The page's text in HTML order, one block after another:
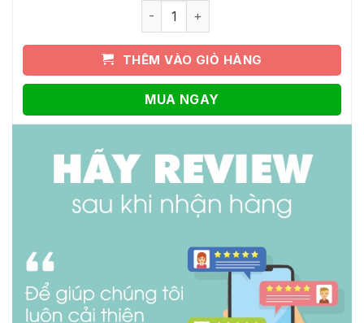
Ghế quầy bar gỗ không tựa decor
THÊM VÀO GIỎ HÀNG
MUA NGAY